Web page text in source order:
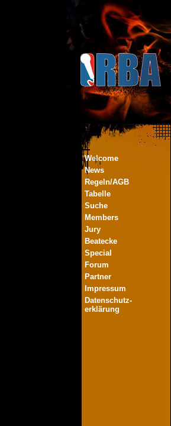
Welcome
News
Regeln/AGB
Tabelle
Suche
Members
Jury
Beatecke
Special
Forum
Partner
Impressum
Datenschutz-
erklärung